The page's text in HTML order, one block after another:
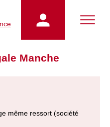
Manche
même ressort (société